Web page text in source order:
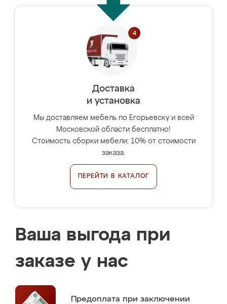
Доставка
и установка
Мы доставляем мебель по Егорьевску и всей
Московской области бесплатно!
Стоимость сборки мебели: 10% от стоимости
заказа.
ПЕРЕЙТИ В КАТАЛОГ
Ваша выгода при
заказе у нас
Предоплата при заключении